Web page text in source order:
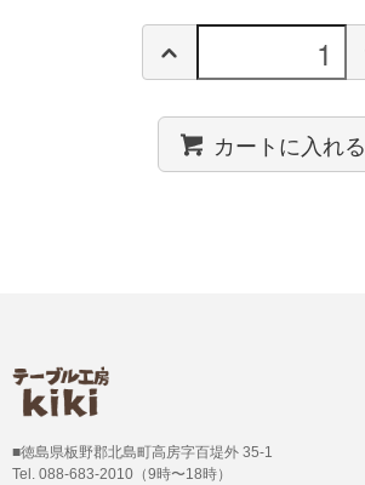
カートに入れる
■徳島県板野郡北島町高房字百堤外 35-1
Tel. 088-683-2010（9時〜18時）